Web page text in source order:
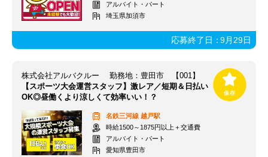
アルバイト・パート
埼玉県加須市
応募終了日：9月29日
株式会社アルバクルー 勤務地：豊田市 【001】
【スポーツ大会運営スタッフ】激レア／短期＆日払い
OK◎昼働くより涼しくて効率いい！？
名鉄三河線 越戸駅
時給1500～1875円以上＋交通費
アルバイト・パート
愛知県豊田市